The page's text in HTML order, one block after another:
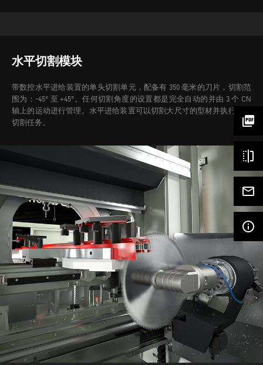
picture_as_pdf
flip
mail_outline
info_outline
水平切割模块
带数控水平进给装置的单头切割单元，配备有 350 毫米的刀片，切割范
围为：-45° 至 +45°。任何切割角度的设置都是完全自动的并由 3 个 CN
轴上的运动进行管理。水平进给装置可以切割大尺寸的型材并执行特殊
切割任务。